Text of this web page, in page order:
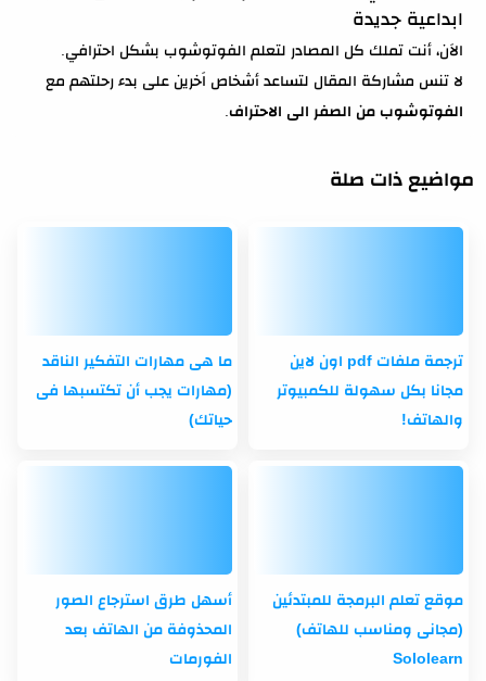
ابداعية جديدة
الاَن، أنت تملك كل المصادر لتعلم الفوتوشوب بشكل احترافي.
لا تنس مشاركة المقال لتساعد أشخاص اَخرين على بدء رحلتهم مع
الفوتوشوب من الصفر الى الاحتراف
مواضيع ذات صلة
ترجمة ملفات pdf اون لاين
مجانا بكل سهولة للكمبيوتر
والهاتف!
ما هى مهارات التفكير الناقد
(مهارات يجب أن تكتسبها فى
حياتك)
موقع تعلم البرمجة للمبتدئين
(مجانى ومناسب للهاتف)
Sololearn
أسهل طرق استرجاع الصور
المحذوفة من الهاتف بعد
الفورمات